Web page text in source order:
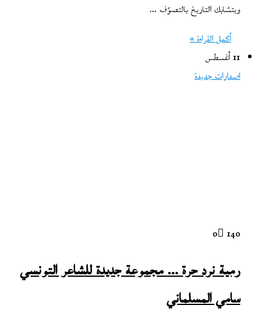
ويتشابك التاريخ بالتصوّف ...
أكمل القراءة »
11 أغسطس
اصدارات جديدة
0 140
رمية نرد حرة … مجموعة جديدة للشاعر التونسي
سامي المسلماني